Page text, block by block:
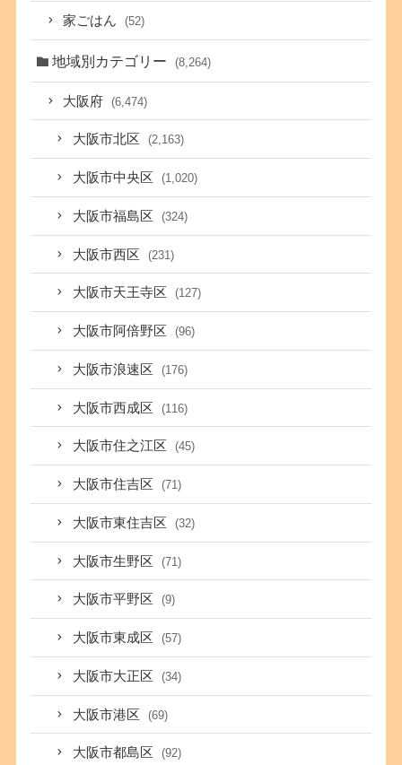
家ごはん (52)
地域別カテゴリー (8,264)
大阪府 (6,474)
大阪市北区 (2,163)
大阪市中央区 (1,020)
大阪市福島区 (324)
大阪市西区 (231)
大阪市天王寺区 (127)
大阪市阿倍野区 (96)
大阪市浪速区 (176)
大阪市西成区 (116)
大阪市住之江区 (45)
大阪市住吉区 (71)
大阪市東住吉区 (32)
大阪市生野区 (71)
大阪市平野区 (9)
大阪市東成区 (57)
大阪市大正区 (34)
大阪市港区 (69)
大阪市都島区 (92)